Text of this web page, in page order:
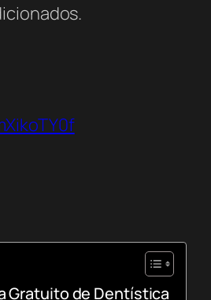
Gratuito de Dentística